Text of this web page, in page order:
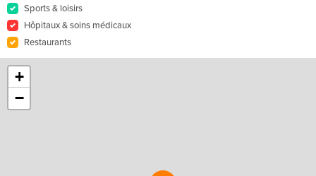
Sports & loisirs
Hôpitaux & soins médicaux
Restaurants
+
−